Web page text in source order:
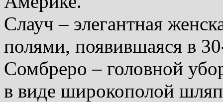
Слауч – элегантная
полями, появившаяся в
Сомбреро – головной
в виде широкополой